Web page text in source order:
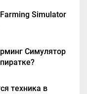
Simulator
Симулятор
техника в